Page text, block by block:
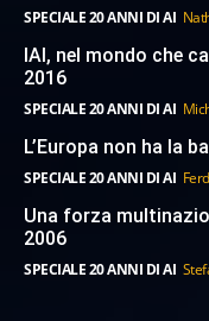
SPECIALE 20 ANNI DI AI
IAI, nel mondo che
2016
SPECIALE 20 ANNI DI AI
L’Europa non ha la
SPECIALE 20 ANNI DI AI
Una forza
2006
SPECIALE 20 ANNI DI AI